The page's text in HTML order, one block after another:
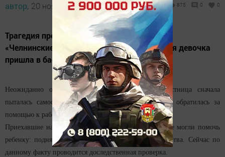
автор, 20 ноября 2016 - 05:40 875 0 0
Трагедия произошла в Набережных Челнах.
«Челнинские известия» пишут, что 11-летняя девочка
пришла в бассейн вместе с подругой.
Неожиданно она пропала из поля зрения. Сверстница сначала
пыталась самостоятельно найти подругу, но потом обратилась за
помощью к работникам бассейна.
Приехавшие на место трагедии медики уже ничем не могли помочь
ребенку: поднятая со дна бассейна девочка была мертва. Сейчас по
данному факту проводится доследственная проверка.